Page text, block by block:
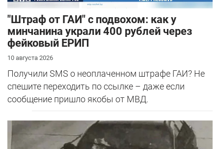
"Штраф от ГАИ" с подвохом: как у
минчанина украли 400 рублей через
фейковый ЕРИП
10 августа 2026
Получили SMS о неоплаченном штрафе ГАИ? Не
спешите переходить по ссылке – даже если
сообщение пришло якобы от МВД.